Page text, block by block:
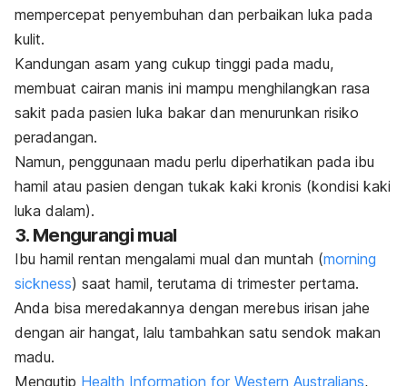
mempercepat penyembuhan dan perbaikan luka pada
kulit.
Kandungan asam yang cukup tinggi pada madu,
membuat cairan manis ini mampu menghilangkan rasa
sakit pada pasien luka bakar dan menurunkan risiko
peradangan.
Namun, penggunaan madu perlu diperhatikan pada ibu
hamil atau pasien dengan tukak kaki kronis (kondisi kaki
luka dalam).
3. Mengurangi mual
Ibu hamil rentan mengalami mual dan muntah (morning
sickness) saat hamil, terutama di trimester pertama.
Anda bisa meredakannya dengan merebus irisan jahe
dengan air hangat, lalu tambahkan satu sendok makan
madu.
Mengutip Health Information for Western Australians,